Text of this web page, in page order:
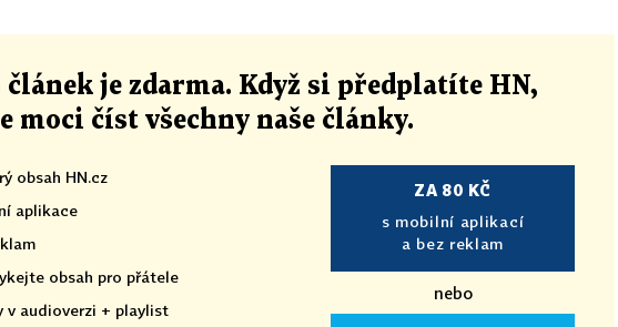
článek je zdarma. Když si předplatíte HN,
moci číst všechny naše články.
obsah HN.cz
aplikace
obsah pro přátele
v audioverzi + playlist
ZA 80 KČ
s mobilní aplikací
a bez reklam
nebo